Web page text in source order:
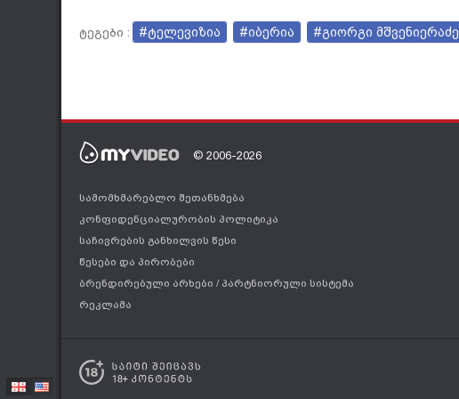
ტეგები : #ტელევიზია #იბერია #გიორგი მშვენიერაძე
© 2006-2026
სამომხმარებლო შეთანხმება
კონფიდენციალურობის პოლიტიკა
საჩივრების განხილვის წესი
წესები და პირობები
ბრენდირებული არხები / პარტნიორული სისტემა
რეკლამა